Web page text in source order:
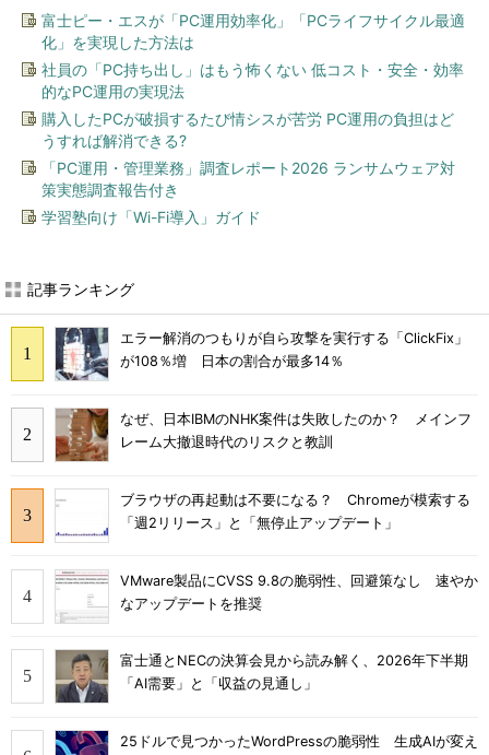
富士ピー・エスが「PC運用効率化」「PCライフサイクル最適
化」を実現した方法は
社員の「PC持ち出し」はもう怖くない 低コスト・安全・効率
的なPC運用の実現法
購入したPCが破損するたび情シスが苦労 PC運用の負担はど
うすれば解消できる?
「PC運用・管理業務」調査レポート2026 ランサムウェア対
策実態調査報告付き
学習塾向け「Wi-Fi導入」ガイド
記事ランキング
エラー解消のつもりが自ら攻撃を実行する「ClickFix」
が108％増 日本の割合が最多14％
なぜ、日本IBMのNHK案件は失敗したのか？ メインフ
レーム大撤退時代のリスクと教訓
ブラウザの再起動は不要になる？ Chromeが模索する
「週2リリース」と「無停止アップデート」
VMware製品にCVSS 9.8の脆弱性、回避策なし 速やか
なアップデートを推奨
富士通とNECの決算会見から読み解く、2026年下半期
「AI需要」と「収益の見通し」
25ドルで見つかったWordPressの脆弱性 生成AIが変え